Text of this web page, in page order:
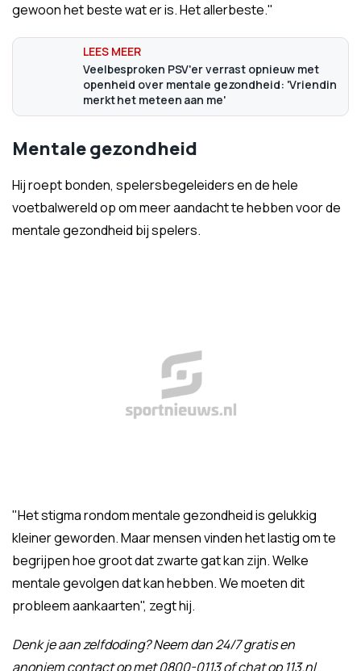
gewoon het beste wat er is. Het allerbeste."
Veelbesproken PSV'er verrast opnieuw met
openheid over mentale gezondheid: 'Vriendin
merkt het meteen aan me'
Mentale gezondheid
Hij roept bonden, spelersbegeleiders en de hele
voetbalwereld op om meer aandacht te hebben voor de
mentale gezondheid bij spelers.
"Het stigma rondom mentale gezondheid is gelukkig
kleiner geworden. Maar mensen vinden het lastig om te
begrijpen hoe groot dat zwarte gat kan zijn. Welke
mentale gevolgen dat kan hebben. We moeten dit
probleem aankaarten", zegt hij.
Denk je aan zelfdoding? Neem dan 24/7 gratis en
anoniem contact op met 0800-0113 of chat op 113.nl